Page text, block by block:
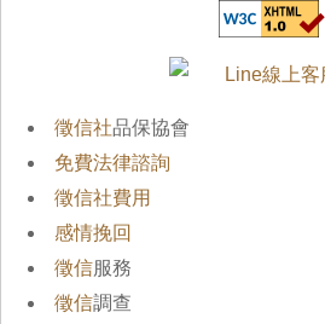
徵信社品保協會
免費法律諮詢
徵信社費用
感情挽回
徵信服務
徵信調查